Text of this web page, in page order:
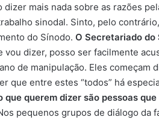
dizer mais nada sobre as razões
sinodal. Sinto, pelo
do Sínodo. O Secretariado
vou dizer, posso ser facilmente
de manipulação. Eles começam
que entre estes “todos” há
que querem dizer são pessoas
pequenos grupos de diálogo da